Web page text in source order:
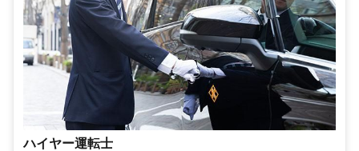
ハイヤー運転士